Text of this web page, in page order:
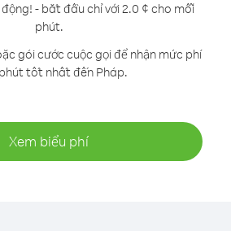
- bắt đầu chỉ với 2.0 ¢ cho mỗi
phút.
gói cước cuộc gọi để nhận mức phí
tốt nhất đến Pháp.
Xem biểu phí